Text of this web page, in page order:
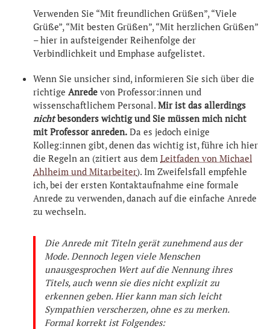
Verwenden Sie “Mit freundlichen Grüßen”, “Viele
Grüße”, “Mit besten Grüßen”, “Mit herzlichen Grüßen”
– hier in aufsteigender Reihenfolge der
Verbindlichkeit und Emphase aufgelistet.
Wenn Sie unsicher sind, informieren Sie sich über die
richtige Anrede von Professor:innen und
wissenschaftlichem Personal. Mir ist das allerdings
nichtbesonders wichtig und Sie müssen mich nicht
mit Professor anreden. Da es jedoch einige
Kolleg:innen gibt, denen das wichtig ist, führe ich hier
die Regeln an (zitiert aus dem Leitfaden von Michael
Ahlheim und Mitarbeiter). Im Zweifelsfall empfehle
ich, bei der ersten Kontaktaufnahme eine formale
Anrede zu verwenden, danach auf die einfache Anrede
zu wechseln.
Die Anrede mit Titeln gerät zunehmend aus der
Mode. Dennoch legen viele Menschen
unausgesprochen Wert auf die Nennung ihres
Titels, auch wenn sie dies nicht explizit zu
erkennen geben. Hier kann man sich leicht
Sympathien verscherzen, ohne es zu merken.
Formal korrekt ist Folgendes: